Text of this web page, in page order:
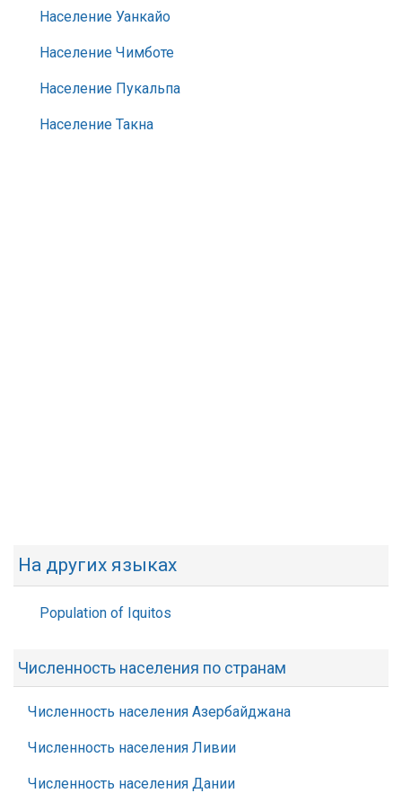
Население Уанкайо
Население Чимботе
Население Пукальпа
Население Такна
На других языках
Population of Iquitos
Численность населения по странам
Численность населения Азербайджана
Численность населения Ливии
Численность населения Дании